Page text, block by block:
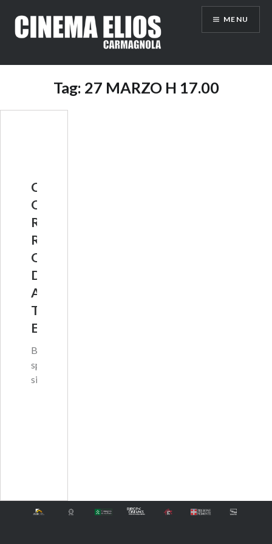
contenuto
MENU
Tag: 27 MARZO H 17.00
C
O
R
R
O
D
A
T
E
Bello,
sportivo,
singl…